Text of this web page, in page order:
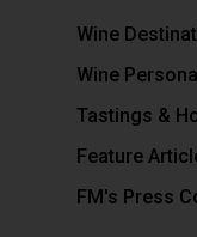
Wine
Wine
Tastings &
Feature
FM's Press